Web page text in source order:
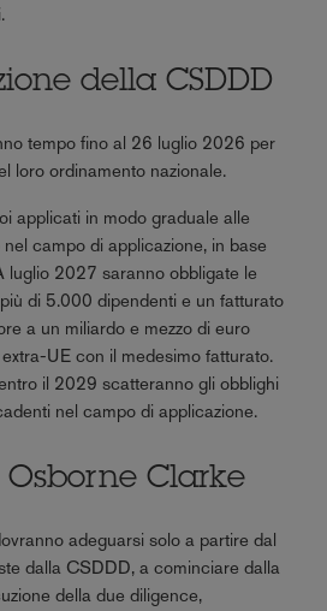
della CSDDD
tempo fino al 26 luglio 2026 per
loro ordinamento nazionale.
applicati in modo graduale alle
campo di applicazione, in base
luglio 2027 saranno obbligate le
di 5.000 dipendenti e un fatturato
a un miliardo e mezzo di euro
UE con il medesimo fatturato.
il 2029 scatteranno gli obblighi
nel campo di applicazione.
Clarke
adeguarsi solo a partire dal
dalla CSDDD, a cominciare dalla
della due diligence,